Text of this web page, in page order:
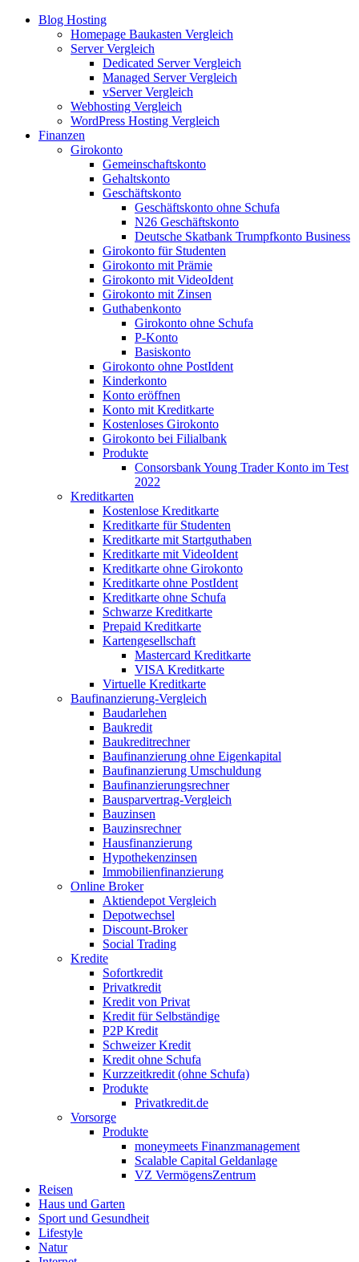
Blog Hosting
Homepage Baukasten Vergleich
Server Vergleich
Dedicated Server Vergleich
Managed Server Vergleich
vServer Vergleich
Webhosting Vergleich
WordPress Hosting Vergleich
Finanzen
Girokonto
Gemeinschaftskonto
Gehaltskonto
Geschäftskonto
Geschäftskonto ohne Schufa
N26 Geschäftskonto
Deutsche Skatbank Trumpfkonto Business
Girokonto für Studenten
Girokonto mit Prämie
Girokonto mit VideoIdent
Girokonto mit Zinsen
Guthabenkonto
Girokonto ohne Schufa
P-Konto
Basiskonto
Girokonto ohne PostIdent
Kinderkonto
Konto eröffnen
Konto mit Kreditkarte
Kostenloses Girokonto
Girokonto bei Filialbank
Produkte
Consorsbank Young Trader Konto im Test
2022
Kreditkarten
Kostenlose Kreditkarte
Kreditkarte für Studenten
Kreditkarte mit Startguthaben
Kreditkarte mit VideoIdent
Kreditkarte ohne Girokonto
Kreditkarte ohne PostIdent
Kreditkarte ohne Schufa
Schwarze Kreditkarte
Prepaid Kreditkarte
Kartengesellschaft
Mastercard Kreditkarte
VISA Kreditkarte
Virtuelle Kreditkarte
Baufinanzierung-Vergleich
Baudarlehen
Baukredit
Baukreditrechner
Baufinanzierung ohne Eigenkapital
Baufinanzierung Umschuldung
Baufinanzierungsrechner
Bausparvertrag-Vergleich
Bauzinsen
Bauzinsrechner
Hausfinanzierung
Hypothekenzinsen
Immobilienfinanzierung
Online Broker
Aktiendepot Vergleich
Depotwechsel
Discount-Broker
Social Trading
Kredite
Sofortkredit
Privatkredit
Kredit von Privat
Kredit für Selbständige
P2P Kredit
Schweizer Kredit
Kredit ohne Schufa
Kurzzeitkredit (ohne Schufa)
Produkte
Privatkredit.de
Vorsorge
Produkte
moneymeets Finanzmanagement
Scalable Capital Geldanlage
VZ VermögensZentrum
Reisen
Haus und Garten
Sport und Gesundheit
Lifestyle
Natur